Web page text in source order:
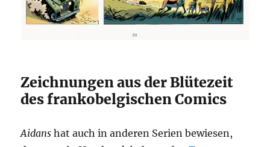
Zeichnungen aus der Blütezeit
des frankobelgischen Comics
Aidans hat auch in anderen Serien bewiesen,